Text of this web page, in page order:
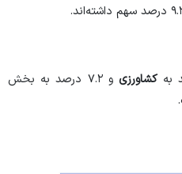
کشاورزیو ۷.۲ درصد به بخش